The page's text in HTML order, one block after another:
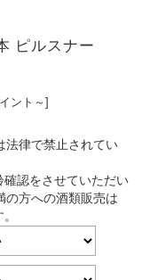
ピルスナー
ント～]
法律で禁止されてい
確認をさせていただい
の方への酒類販売は